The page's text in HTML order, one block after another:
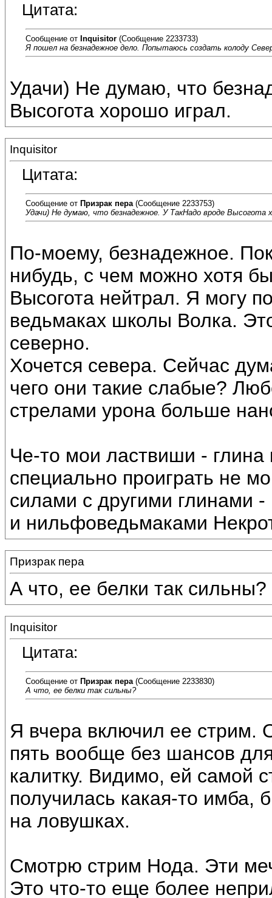
Цитата:
Сообщение от Inquisitor (Сообщение 2233733)
Я пошел на безнадежное дело. Попытаюсь создать колоду
Удачи) Не думаю, что
Высогота хорошо играл.
Inquisitor
Цитата:
Сообщение от Призрак пера (Сообщение 2233753)
Удачи) Не думаю, что безнадежное. У ТакНадо вроде Высогота
По-моему, безнадежное.
нибудь, с чем можно хотя
Высогота нейтрал. Я могу
ведьмаках школы Волка.
северно.
Хочется севера. Сейчас
чего они такие слабые?
стрелами урона больше
Че-то мои ластвиши - глина
специально проиграть не
силами с другими глинами
и нильфоведьмаками
Призрак пера
А что, ее белки так сильны?
Inquisitor
Цитата:
Сообщение от Призрак пера (Сообщение 2233830)
А что, ее белки так сильны?
Я вчера включил ее стрим.
пять вообще без шансов
калитку. Видимо, ей самой
получилась какая-то имба,
на ловушках.
Смотрю стрим Нода. Эти
Это что-то еще более